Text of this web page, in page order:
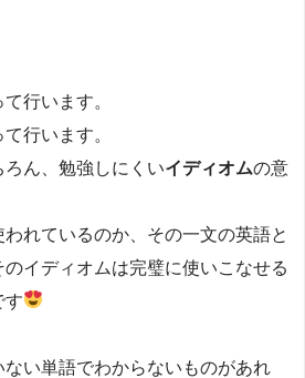
行います。
行います。
ん、勉強しにくいイディオムの意
れているのか、その一文の英語と
イディオムは完璧に使いこなせる
す
い単語でわからないものがあれ